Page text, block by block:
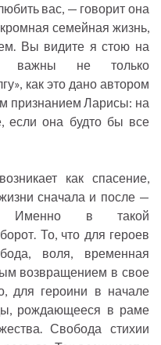
вас, — говорит она
семейная жизнь,
Вы видите я стою на
важны не только
как это дано автором
признанием Ларисы: на
если она будто бы все
как спасение,
сначала и после —
Именно в такой
То, что для героев
воля, временная
возвращением в свое
для героини в начале
рождающееся в раме
Свобода стихии